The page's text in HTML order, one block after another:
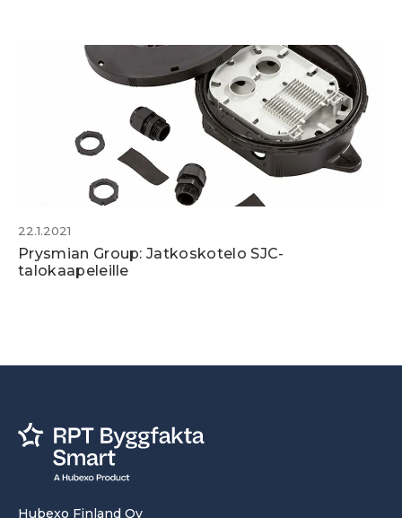
22.1.2021
Prysmian Group: Jatkoskotelo SJC-
talokaapeleille
Hubexo Finland Oy